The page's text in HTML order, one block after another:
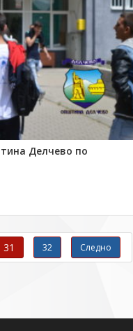
Делчево по
31 32 Следно